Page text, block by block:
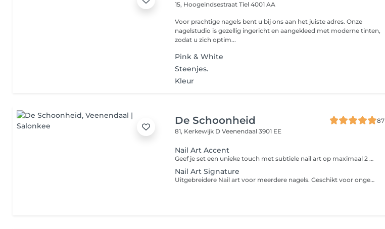
15, HoogeindsestraatTiel 4001 AA
Voor prachtige nagels bent u bij ons aan het juiste adres. Onze
nagelstudio is gezellig ingericht en aangekleed met moderne tinten,
zodat u zich optim...
Pink & White
Steenjes.
Kleur
De Schoonheid
87
81, Kerkewijk DVeenendaal 3901 EE
Nail Art Accent
Geef je set een unieke touch met subtiele nail art op maximaal 2 nagels. Denk aan fijne details, Chrome, glitter, stickers of een eenvoudig design. Deze behandeling is een aanvulling op een nagelbehandeling.
Nail Art Signature
Uitgebreidere Nail art voor meerdere nagels. Geschikt voor ongeveer 2 tot 4 nagels met meer detail, combinaties ven effecten of creatieve designs. Deze behandeling wordt bijgeboekt naast een nagelbehandeling.